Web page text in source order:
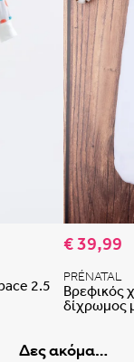
Προσθήκη
2.5
€ 39,99
PRÉNATAL
Βρεφικός
δίχρωμος
Δες ακόμα…